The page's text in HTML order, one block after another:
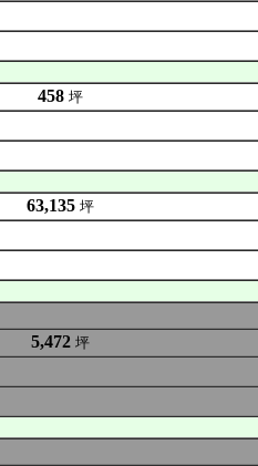
458 坪
63,135 坪
5,472 坪